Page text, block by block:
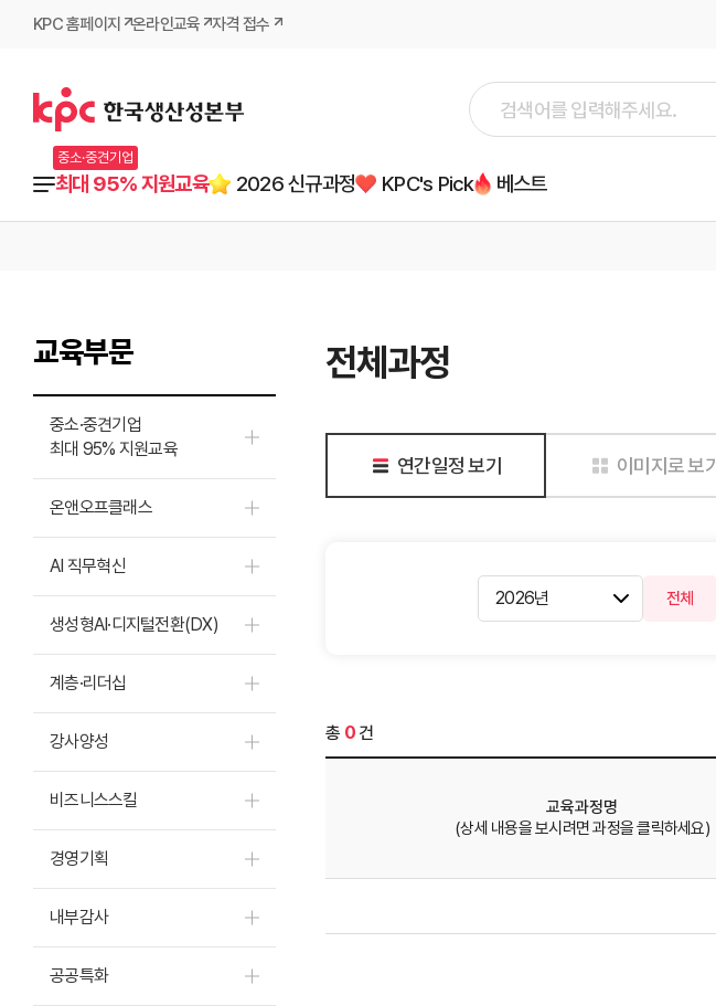
KPC 홈페이지 온라인교육 자격 접수
중소·중견기업
최대 95% 지원교육 2026 신규과정 KPC's Pick 베스트
교육부문
중소·중견기업
최대 95% 지원교육
온앤오프클래스
AI 직무혁신
생성형AI·디지털전환(DX)
계층·리더십
강사양성
비즈니스스킬
경영기획
내부감사
공공특화
전체과정
연간일정 보기 이미지로 보기
전체
총 0건
교육과정명
(상세 내용을 보시려면 과정을 클릭하세요)